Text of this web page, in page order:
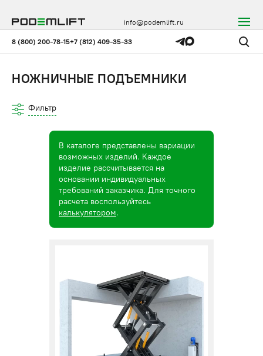
8 (800) 200-78-15+7 (812) 409-35-33
info@podemlift.ru
НОЖНИЧНЫЕ ПОДЪЕМНИКИ
Фильтр
В каталоге представлены вариации
возможных изделий. Каждое
изделие рассчитывается на
основании индивидуальных
требований заказчика. Для точного
расчета воспользуйтесь
калькулятором.